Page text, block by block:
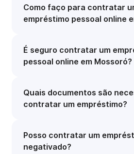
Como faço para contratar
empréstimo pessoal online
É seguro contratar um
pessoal online em Mossoró?
Quais documentos são
contratar um empréstimo?
Posso contratar um
negativado?